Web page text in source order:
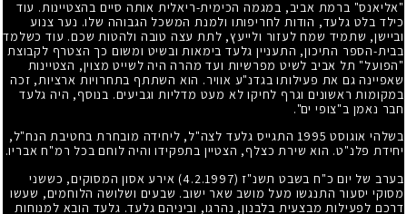
"אליאנס" ברמת אביב, במגמה הכימית-ריאלית אותה סיים בהצטיינות. עוד
כילד בלט גלעד, הודות לחריפותו ולמנת המשכל הגבוהה שלו. נער צנוע
וביישן, שתמיד שמח לעזור ולייעץ, לתת עצה טובה ולהטות שכם. עוד כשלמד
בבית-הספר התיכון, התעניין גלעד בימאות ובשיט ומשום כך הצטרף לקבוצת
"הפועל" תל אביב לשיט מפרשיות ועד מהרה היה לשייט מצוין, הצטיינות
שאפיינה גם את פעילותו בגדנ"ע אוויר. הוא השתתף בתחרויות ארציות, זכה
במקומות ראשונים וגרף לחיקו לא מעט מדליות וגביעים. בנוסף, היה גלעד
חבר נאמן ב"צופי ים".
בשלהי אוגוסט 1995התגייס גלעד לצה"ל, ליחידה מובחרת בחטיבת הנח"ל,
יחידת פלנ"ט. הוא שירת כצלף, הצטיין בתפקידו והיה לוחם בכל רמ"ח אבריו.
בערב של יום כ"ח בשבט תשנ"ז (4.2.1997)
אירע אסון המסוקים, כששני
מסוקי יסעור התנגשו מעל מושב שאר ישוב. שבעים ושלושה הלוחמים, שעשו
דרכם לפעילות מבצעית בלבנון, נהרגו, וביניהם גלעד. גלעד הובא למנוחות